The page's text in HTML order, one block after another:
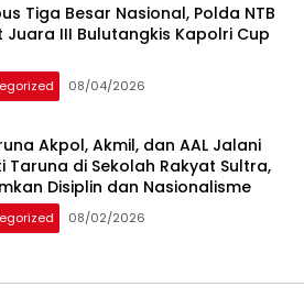
Tiga Besar Nasional, Polda NTB
Juara III Bulutangkis Kapolri Cup
08/04/2026
Akpol, Akmil, dan AAL Jalani
Taruna di Sekolah Rakyat Sultra,
Disiplin dan Nasionalisme
08/02/2026